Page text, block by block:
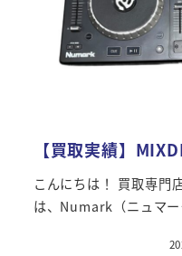
【買取実績】
こんにちは！ 買取専門
は、Numark（ニュマ